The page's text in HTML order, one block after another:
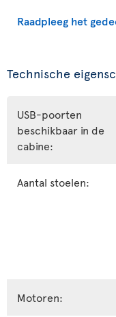
Raadpleeg het
Technische
USB-poorten
beschikbaar in de
cabine:
Aantal stoelen:
Motoren: